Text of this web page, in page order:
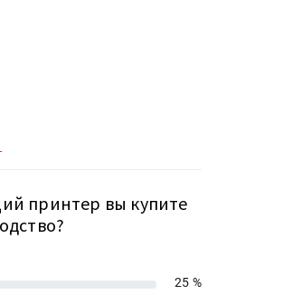
принтер вы купите
25 %